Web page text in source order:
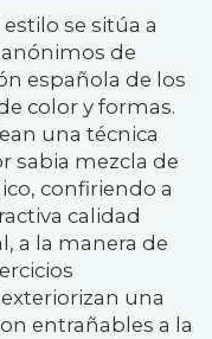
se sitúa a
de
española de los
color y formas.
una técnica
sabia mezcla de
confiriendo a
calidad
a la manera de
una
entrañables a la